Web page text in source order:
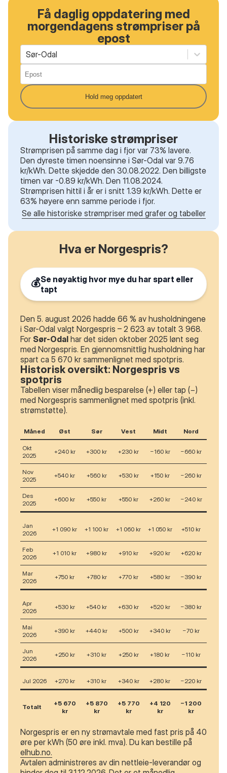
Få daglig oppdatering med
morgendagens strømpriser på
epost
Sør-Odal
Hold meg oppdatert
Historiske strømpriser
Strømprisen på samme dag i fjor var 73% lavere.
Den dyreste timen noensinne i Sør-Odal var 9.76
kr/kWh. Dette skjedde den 30.08.2022. Den billigste
timen var -0.89 kr/kWh. Den 11.08.2024.
Strømprisen hittil i år er i snitt 1.39 kr/kWh. Dette er
63% høyere enn samme periode i fjor.
Se alle historiske strømpriser med grafer og tabeller
Hva er Norgespris?
💰Se nøyaktig hvor mye du har spart eller
tapt
Den 5. august 2026 hadde 66 % av husholdningene
i Sør-Odal valgt Norgespris – 2 623 av totalt 3 968.
For Sør-Odal har det siden oktober 2025 lønt seg
med Norgespris. En gjennomsnittlig husholdning har
spart ca 5 670 kr sammenlignet med spotpris.
Historisk oversikt: Norgespris vs
spotpris
Tabellen viser månedlig besparelse (+) eller tap (−)
med Norgespris sammenlignet med spotpris (inkl.
strømstøtte).
Måned Øst Sør Vest Midt Nord
Okt
2025
+240 kr +300 kr +230 kr −160 kr −660 kr
Nov
2025
+540 kr +560 kr +530 kr +150 kr −260 kr
Des
2025
+600 kr +550 kr +550 kr +260 kr −240 kr
Jan
2026
+1 090 kr +1 100 kr +1 060 kr +1 050 kr +510 kr
Feb
2026
+1 010 kr +980 kr +910 kr +920 kr +620 kr
Mar
2026
+750 kr +780 kr +770 kr +580 kr −390 kr
Apr
2026
+530 kr +540 kr +630 kr +520 kr −380 kr
Mai
2026
+390 kr +440 kr +500 kr +340 kr −70 kr
Jun
2026
+250 kr +310 kr +250 kr +180 kr −110 kr
Jul 2026 +270 kr +310 kr +340 kr +280 kr −220 kr
Totalt
+5 670
kr
+5 870
kr
+5 770
kr
+4 120
kr
−1 200
kr
Norgespris er en ny strømavtale med fast pris på 40
øre per kWh (50 øre inkl. mva). Du kan bestille på
elhub.no.
Avtalen administreres av din nettleie-leverandør og